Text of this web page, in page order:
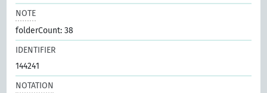
NOTE
folderCount: 38
IDENTIFIER
144241
NOTATION